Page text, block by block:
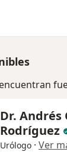
Dr. Andrés
Rodríguez
Urólogo · Ver